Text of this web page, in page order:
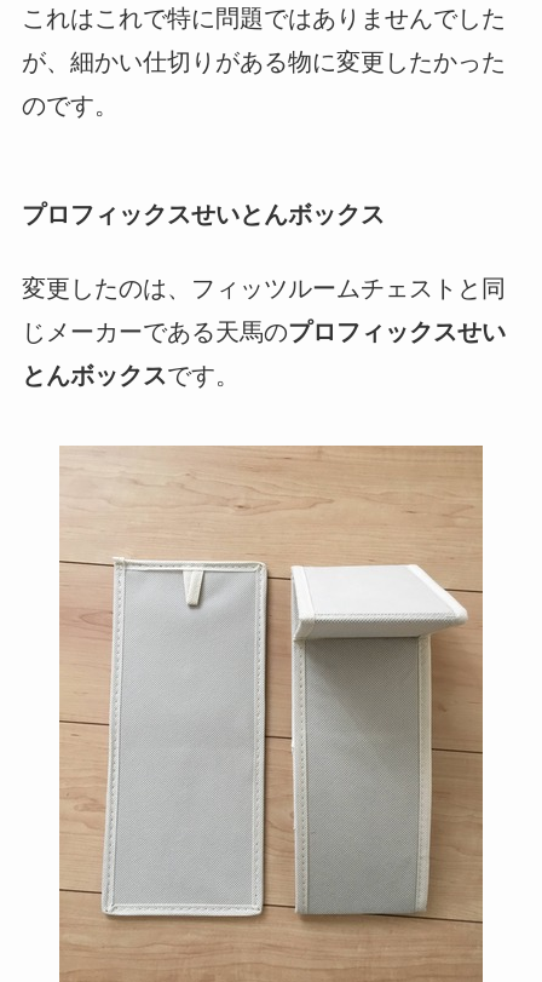
これはこれで特に問題ではありませんでした
が、細かい仕切りがある物に変更したかった
のです。
プロフィックスせいとんボックス
変更したのは、フィッツルームチェストと同
じメーカーである天馬のプロフィックスせい
とんボックスです。